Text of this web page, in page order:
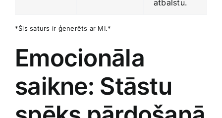
atbalstu.
*Šis saturs ir ģenerēts ar MI.*
Emocionāla
saikne: Stāstu